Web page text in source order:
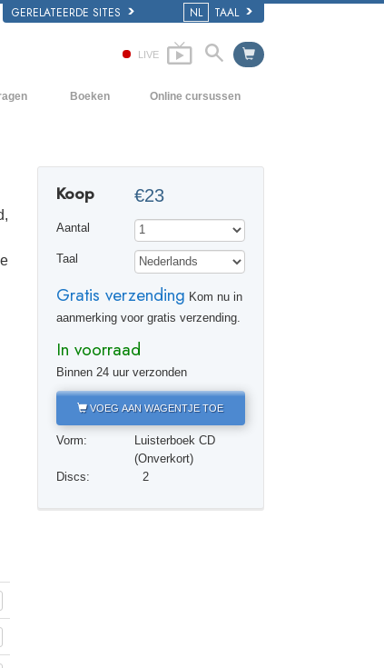
GERELATEERDE SITES NL TAAL
LIVE
Scientology
Boeken
Luisterboeken
Introductielezingen
Films
Online cursussen
De Drijfveren van het Bestaan
De Componenten van Begrip
Oplossingen voor een Gevaarlijke
Integriteit en Eerlijkheid
Het Huwelijk
Oplossingen voor het Drugsprobleem
Koop €23
Aantal
Taal
Gratis verzending Kom nu in
aanmerking voor gratis verzending.
In voorraad
Binnen 24 uur verzonden
VOEG AAN WAGENTJE TOE
Vorm:
Luisterboek CD
(Onverkort)
Discs:
2